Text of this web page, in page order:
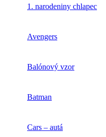
1. narodeniny chlapec
Avengers
Balónový vzor
Batman
Cars – autá